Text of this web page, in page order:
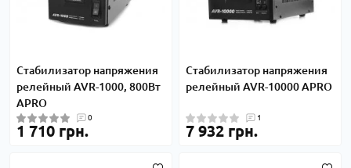
Стабилизатор напряжения
релейный AVR-1000, 800Вт
APRO
0
1 710 грн.
Стабилизатор напряжения
релейный AVR-10000 APRO
1
7 932 грн.